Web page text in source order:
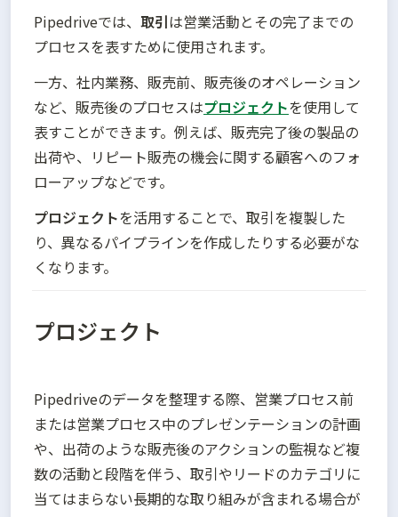
Pipedriveでは、 取引は営業活動とその完了までの
プロセスを表すために使用されます。
一方、社内業務、販売前、販売後のオペレーション
など、販売後のプロセスはプロジェクトを使用して
表すことができます。例えば、販売完了後の製品の
出荷や、リピート販売の機会に関する顧客へのフォ
ローアップなどです。
プロジェクトを活用することで、取引を複製した
り、異なるパイプラインを作成したりする必要がな
プロジェクト
Pipedriveのデータを整理する際、営業プロセス前
または営業プロセス中のプレゼンテーションの計画
や、出荷のような販売後のアクションの監視など複
数の活動と段階を伴う、取引やリードのカテゴリに
当てはまらない長期的な取り組みが含まれる場合が